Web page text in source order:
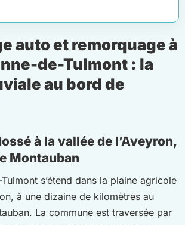
auto et remorquage à
de-Tulmont : la
au bord de
à la vallée de l’Aveyron,
Montauban
s’étend dans la plaine agricole
à une dizaine de kilomètres au
La commune est traversée par